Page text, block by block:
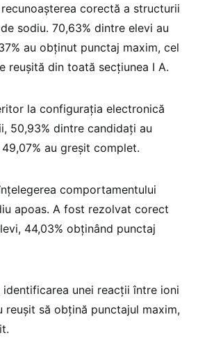
corectă a structurii
sodiu. 70,63% dintre elevi au
au obținut punctaj maxim, cel
reușită din toată secțiunea I A.
la configurația electronică
50,93% dintre candidați au
au greșit complet.
comportamentului
apoas. A fost rezolvat corect
44,03% obținând punctaj
unei reacții între ioni
reușit să obțină punctajul maxim,